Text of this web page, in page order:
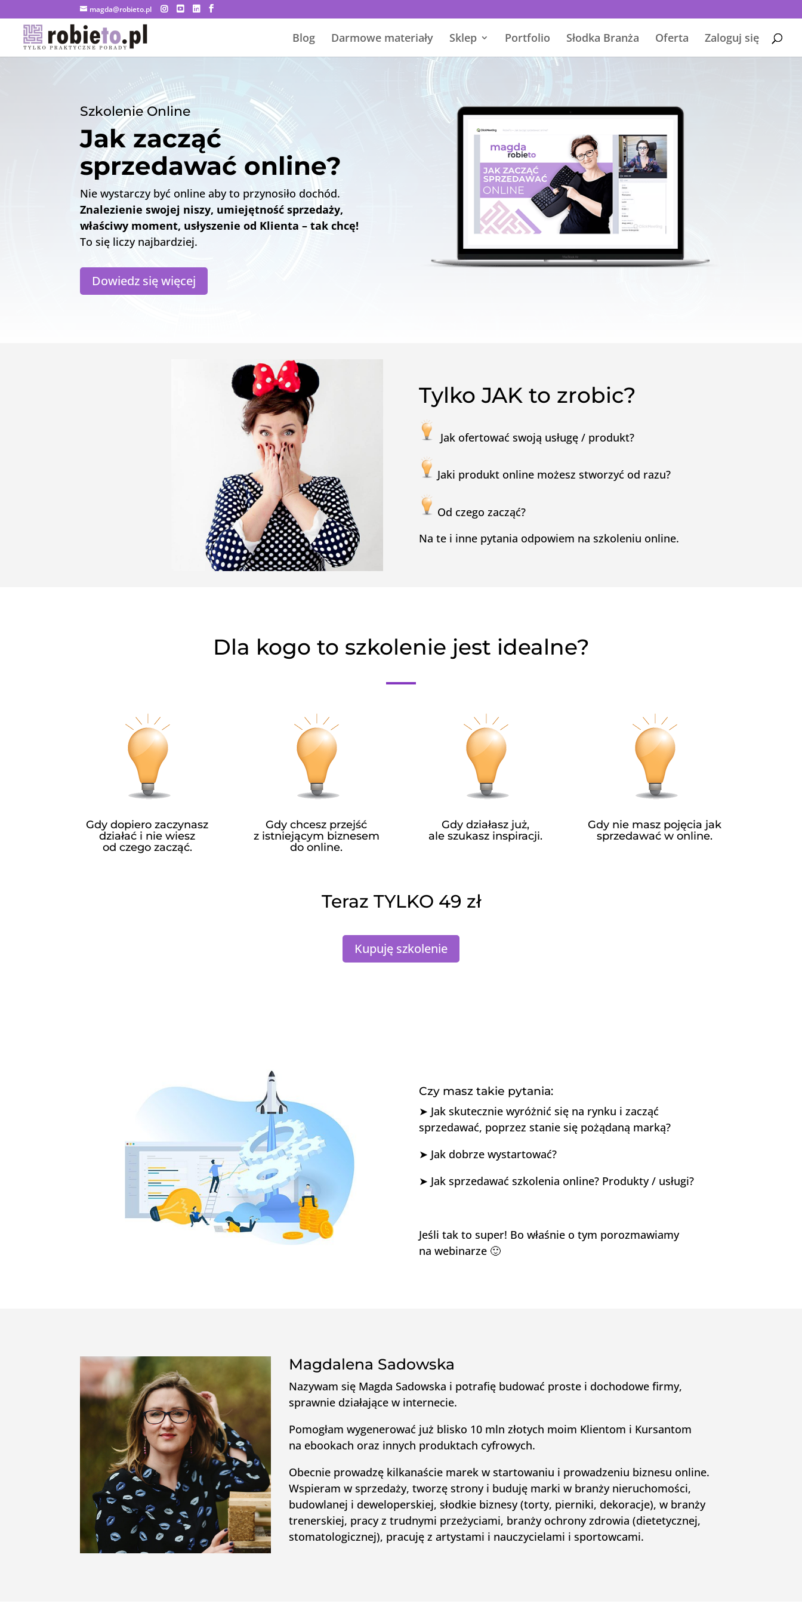
magda@robieto.pl
Blog Darmowe materiały Sklep Portfolio Słodka Branża Oferta Zaloguj się
Szkolenie Online
Jak zacząć
sprzedawać online?
Nie wystarczy być online aby to przynosiło dochód.
Znalezienie swojej niszy, umiejętność sprzedaży,
właściwy moment, usłyszenie od Klienta – tak chcę!
To się liczy najbardziej.
Dowiedz się więcej
Tylko JAK to zrobic?
Jak ofertować swoją usługę / produkt?
Jaki produkt online możesz stworzyć od razu?
Od czego zacząć?
Na te i inne pytania odpowiem na szkoleniu online.
Dla kogo to szkolenie jest idealne?
Gdy dopiero zaczynasz
działać i nie wiesz
od czego zacząć.
Gdy chcesz przejść
z istniejącym biznesem
do online.
Gdy działasz już,
ale szukasz inspiracji.
Gdy nie masz pojęcia jak
sprzedawać w online.
Teraz TYLKO 49 zł
Kupuję szkolenie
Czy masz takie pytania:
➤ Jak skutecznie wyróżnić się na rynku i zacząć
sprzedawać, poprzez stanie się pożądaną marką?
➤ Jak dobrze wystartować?
➤ Jak sprzedawać szkolenia online? Produkty / usługi?
Jeśli tak to super! Bo właśnie o tym porozmawiamy
na webinarze 🙂
Magdalena Sadowska
Nazywam się Magda Sadowska i potrafię budować proste i dochodowe firmy,
sprawnie działające w internecie.
Pomogłam wygenerować już blisko 10 mln złotych moim Klientom i Kursantom
na ebookach oraz innych produktach cyfrowych.
Obecnie prowadzę kilkanaście marek w startowaniu i prowadzeniu biznesu online.
Wspieram w sprzedaży, tworzę strony i buduję marki w branży nieruchomości,
budowlanej i deweloperskiej, słodkie biznesy (torty, pierniki, dekoracje), w branży
trenerskiej, pracy z trudnymi przeżyciami, branży ochrony zdrowia (dietetycznej,
stomatologicznej), pracuję z artystami i nauczycielami i sportowcami.